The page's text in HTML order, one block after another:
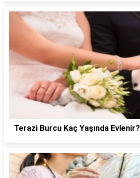
Terazi Burcu Kaç Yaşında Evlenir?